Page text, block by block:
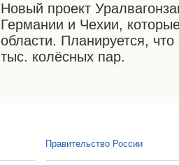
Новый проект
Германии и Чехии,
области. Планируется,
тыс. колёсных пар.
Правительство России